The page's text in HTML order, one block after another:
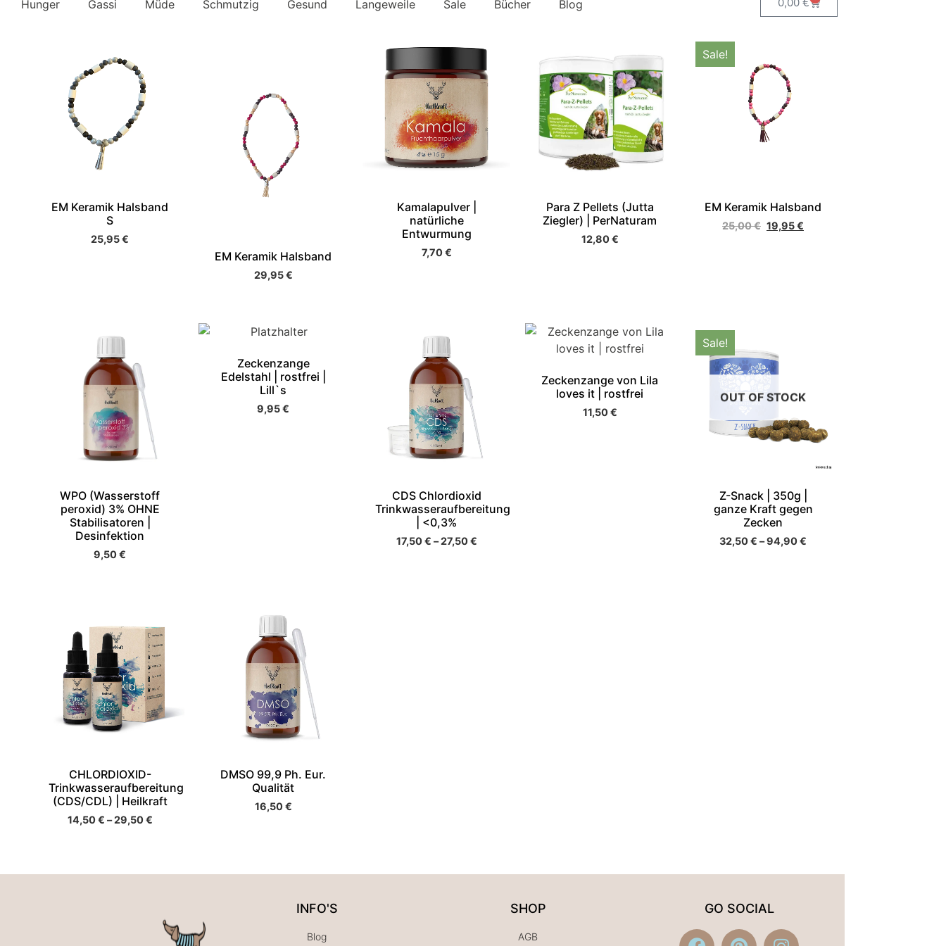
Hunger Gassi Müde Schmutzig Gesund Langeweile Sale Bücher Blog
EM Keramik Halsband
S
25,95€
EM Keramik Halsband
29,95€
Kamalapulver |
natürliche
Entwurmung
7,70€
Para Z Pellets (Jutta
Ziegler) | PerNaturam
12,80€
Sale!
EM Keramik Halsband
25,00€ 19,95€
WPO (Wasserstoff
peroxid) 3% OHNE
Stabilisatoren |
Desinfektion
9,50€
Zeckenzange
Edelstahl | rostfrei |
Lill`s
9,95€
CDS Chlordioxid
Trinkwasseraufbereitung
| <0,3%
17,50€ –27,50€
Zeckenzange von Lila
loves it | rostfrei
11,50€
Sale!
OUT OF STOCK
Z-Snack | 350g |
ganze Kraft gegen
Zecken
32,50€ –94,90€
CHLORDIOXID-
Trinkwasseraufbereitung
(CDS/CDL) | Heilkraft
14,50€ –29,50€
DMSO 99,9 Ph. Eur.
Qualität
16,50€
INFO'S
Blog
SHOP
AGB
GO SOCIAL